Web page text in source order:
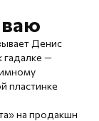
Денис
гадалке —
пластинке
на продакшн